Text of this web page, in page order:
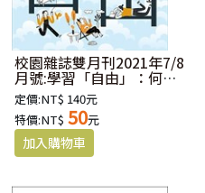
校園雜誌雙月刊2021年7/8
月號:學習「自由」：何謂
自由？如何自由？
定價:NT$ 140元
特價:NT$ 50元